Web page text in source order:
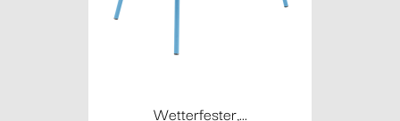
Wetterfester,...